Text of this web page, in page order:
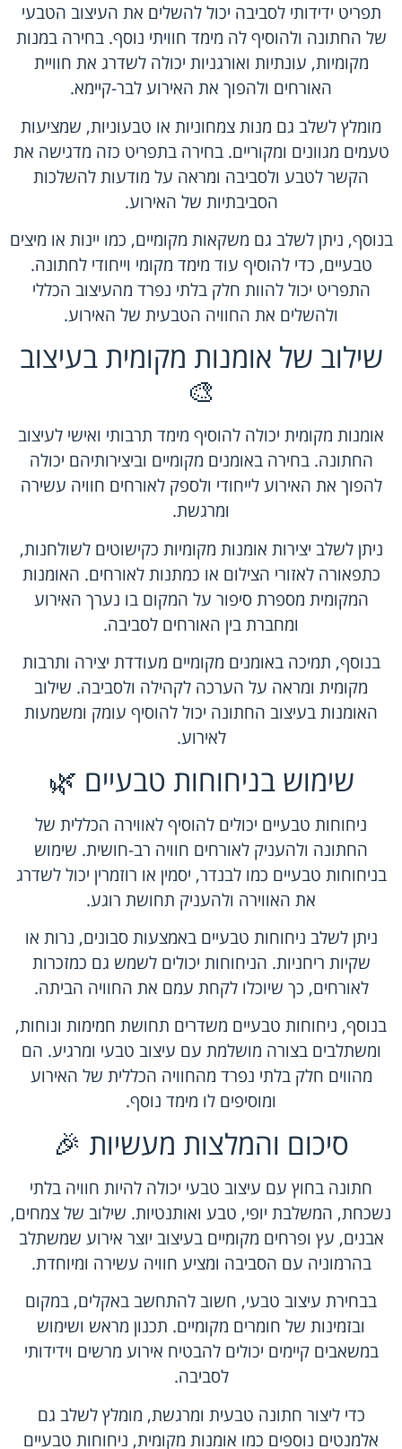
תפריט ידידותי לסביבה יכול להשלים את העיצוב הטבעי
של החתונה ולהוסיף לה מימד חוויתי נוסף. בחירה במנות
מקומיות, עונתיות ואורגניות יכולה לשדרג את חוויית
האורחים ולהפוך את האירוע לבר-קיימא.
מומלץ לשלב גם מנות צמחוניות או טבעוניות, שמציעות
טעמים מגוונים ומקוריים. בחירה בתפריט כזה מדגישה את
הקשר לטבע ולסביבה ומראה על מודעות להשלכות
הסביבתיות של האירוע.
בנוסף, ניתן לשלב גם משקאות מקומיים, כמו יינות או מיצים
טבעיים, כדי להוסיף עוד מימד מקומי וייחודי לחתונה.
התפריט יכול להוות חלק בלתי נפרד מהעיצוב הכללי
ולהשלים את החוויה הטבעית של האירוע.
שילוב של אומנות מקומית בעיצוב
🎨
אומנות מקומית יכולה להוסיף מימד תרבותי ואישי לעיצוב
החתונה. בחירה באומנים מקומיים וביצירותיהם יכולה
להפוך את האירוע לייחודי ולספק לאורחים חוויה עשירה
ומרגשת.
ניתן לשלב יצירות אומנות מקומיות כקישוטים לשולחנות,
כתפאורה לאזורי הצילום או כמתנות לאורחים. האומנות
המקומית מספרת סיפור על המקום בו נערך האירוע
ומחברת בין האורחים לסביבה.
בנוסף, תמיכה באומנים מקומיים מעודדת יצירה ותרבות
מקומית ומראה על הערכה לקהילה ולסביבה. שילוב
האומנות בעיצוב החתונה יכול להוסיף עומק ומשמעות
לאירוע.
שימוש בניחוחות טבעיים 🌿
ניחוחות טבעיים יכולים להוסיף לאווירה הכללית של
החתונה ולהעניק לאורחים חוויה רב-חושית. שימוש
בניחוחות טבעיים כמו לבנדר, יסמין או רוזמרין יכול לשדרג
את האווירה ולהעניק תחושת רוגע.
ניתן לשלב ניחוחות טבעיים באמצעות סבונים, נרות או
שקיות ריחניות. הניחוחות יכולים לשמש גם כמזכרות
לאורחים, כך שיוכלו לקחת עמם את החוויה הביתה.
בנוסף, ניחוחות טבעיים משדרים תחושת חמימות ונוחות,
ומשתלבים בצורה מושלמת עם עיצוב טבעי ומרגיע. הם
מהווים חלק בלתי נפרד מהחוויה הכללית של האירוע
ומוסיפים לו מימד נוסף.
סיכום והמלצות מעשיות 🎉
חתונה בחוץ עם עיצוב טבעי יכולה להיות חוויה בלתי
נשכחת, המשלבת יופי, טבע ואותנטיות. שילוב של צמחים,
אבנים, עץ ופרחים מקומיים בעיצוב יוצר אירוע שמשתלב
בהרמוניה עם הסביבה ומציע חוויה עשירה ומיוחדת.
בבחירת עיצוב טבעי, חשוב להתחשב באקלים, במקום
ובזמינות של חומרים מקומיים. תכנון מראש ושימוש
במשאבים קיימים יכולים להבטיח אירוע מרשים וידידותי
לסביבה.
כדי ליצור חתונה טבעית ומרגשת, מומלץ לשלב גם
אלמנטים נוספים כמו אומנות מקומית, ניחוחות טבעיים